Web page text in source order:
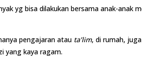
yg bisa dilakukan bersama anak-anak
pengajaran atau ta’lim, di rumah,
yang kaya ragam.